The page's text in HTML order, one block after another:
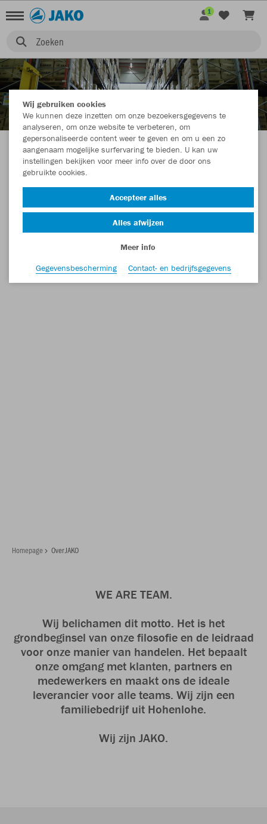
Zoeken
1
OVER JAKO
Homepage Over JAKO
WE ARE TEAM.
Wij belichamen dit motto. Het is het
grondbeginsel van onze filosofie en de leidraad
voor onze manier van handelen. Het bepaalt
onze omgang met klanten, partners en
medewerkers en maakt ons de ideale
leverancier voor alle teams. Wij zijn een
familiebedrijf uit Hohenlohe.
Wij zijn JAKO.
Wij gebruiken cookies
We kunnen deze inzetten om onze bezoekersgegevens te
analyseren, om onze website te verbeteren, om
gepersonaliseerde content weer te geven en om u een zo
aangenaam mogelijke surfervaring te bieden. U kan uw
instellingen bekijken voor meer info over de door ons
gebruikte cookies.
Accepteer alles
Alles afwijzen
Meer info
Gegevensbescherming
Contact- en bedrijfsgegevens